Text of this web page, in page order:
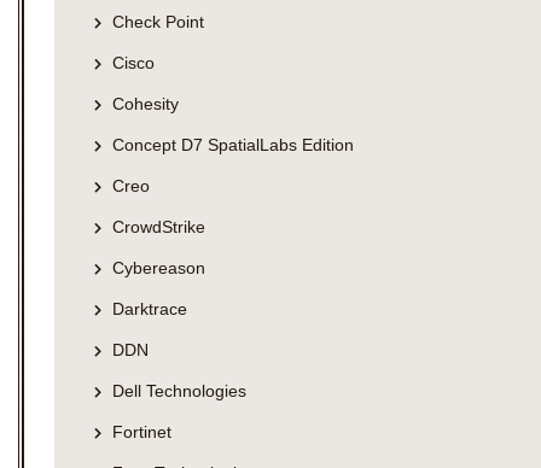
Check Point
Cisco
Cohesity
Concept D7 SpatialLabs Edition
Creo
CrowdStrike
Cybereason
Darktrace
DDN
Dell Technologies
Fortinet